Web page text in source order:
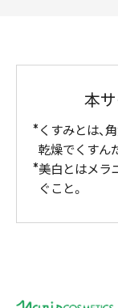
本
くすみとは、
乾燥でくすん
美白とはメラ
ぐこと。